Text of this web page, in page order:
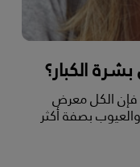
الكبار؟
فإن الكل معرض
بصفة أكثر